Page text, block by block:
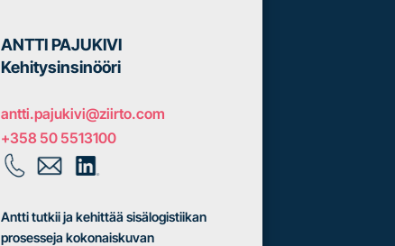
ANTTI PAJUKIVI
Kehitysinsinööri
antti.pajukivi@ziirto.com
+358 50 5513100
Antti tutkii ja kehittää sisälogistiikan
prosesseja kokonaiskuvan